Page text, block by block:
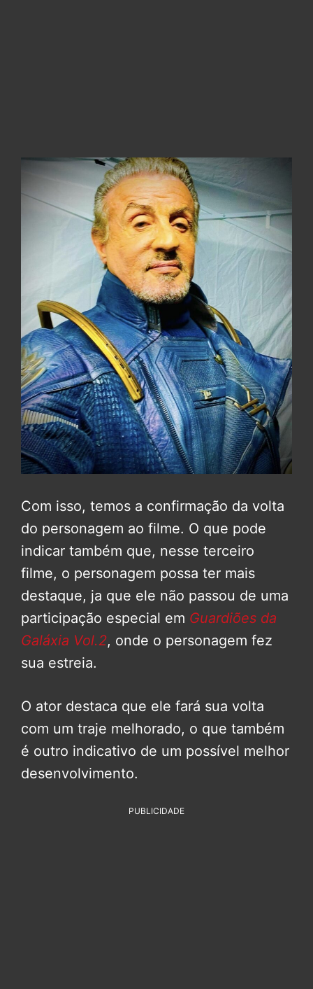
Com isso, temos a confirmação da volta
do personagem ao filme. O que pode
indicar também que, nesse terceiro
filme, o personagem possa ter mais
destaque, ja que ele não passou de uma
participação especial em Guardiões da
Galáxia Vol.2, onde o personagem fez
sua estreia.
O ator destaca que ele fará sua volta
com um traje melhorado, o que também
é outro indicativo de um possível melhor
desenvolvimento.
PUBLICIDADE